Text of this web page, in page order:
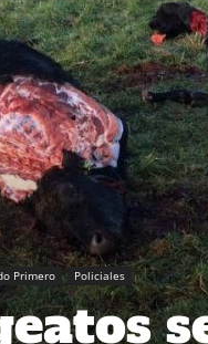
Primero Policiales